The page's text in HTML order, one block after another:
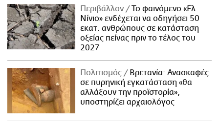
Περιβάλλον
Το φαινόμενο «Ελ
Νίνιο» ενδέχεται να οδηγήσει 50
εκατ. ανθρώπους σε κατάσταση
οξείας πείνας πριν το τέλος του
2027
Πολιτισμός
Βρετανία: Ανασκαφές
σε πυρηνική εγκατάσταση «θα
αλλάξουν την προϊστορία»,
υποστηρίζει αρχαιολόγος